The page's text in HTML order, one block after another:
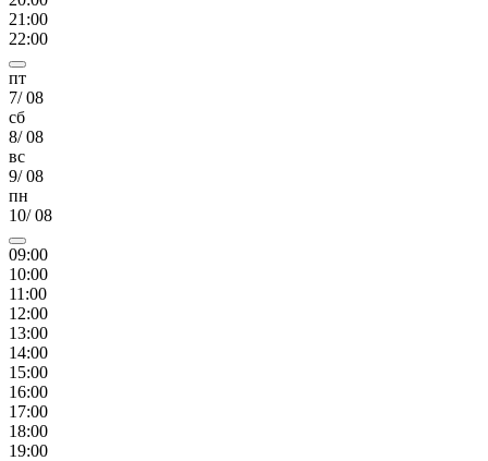
21 :00
22:00
пт
7/08
сб
8/08
вс
9/08
пн
10/08
09:00
10:00
11 :00
12:00
13:00
14:00
15:00
16:00
17:00
18:00
19:00